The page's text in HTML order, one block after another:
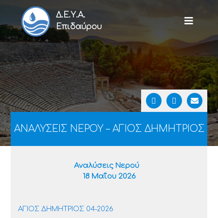
Δ.Ε.Υ.Α.
Επιδαύρου
ΑΝΑΛΥΣΕΙΣ ΝΕΡΟΥ – ΑΓΙΟΣ ΔΗΜΗΤΡΙΟΣ
Αναλύσεις Νερού
18 Μαΐου 2026
ΑΓΙΟΣ ΔΗΜΗΤΡΙΟΣ 04-2026